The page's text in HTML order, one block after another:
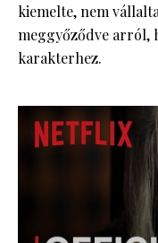
kiemelte, nem
meggyőződve arról,
karakterhez.